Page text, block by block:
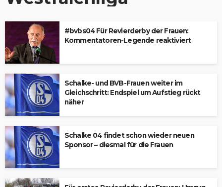
#bvbs04 Für Revierderby der Frauen:
Kommentatoren-Legende reaktiviert
Schalke- und BVB-Frauen weiter im
Gleichschritt: Endspiel um Aufstieg rückt
näher
Schalke 04 findet schon wieder neuen
Sponsor – diesmal für die Frauen